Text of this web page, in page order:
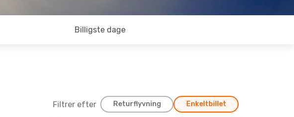
Billigste dage
Filtrer efter Returflyvning Enkeltbillet